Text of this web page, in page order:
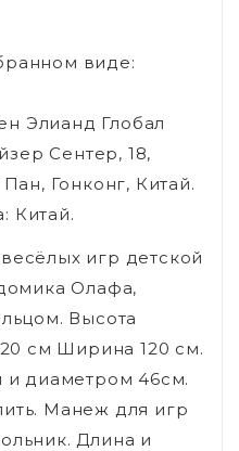
виде:
Элианд Глобал
Сентер, 18,
Гонконг, Китай.
Китай.
игр детской
Олафа,
Высота
см Ширина 120 см.
и диаметром 46см.
Манеж для игр
Длина и